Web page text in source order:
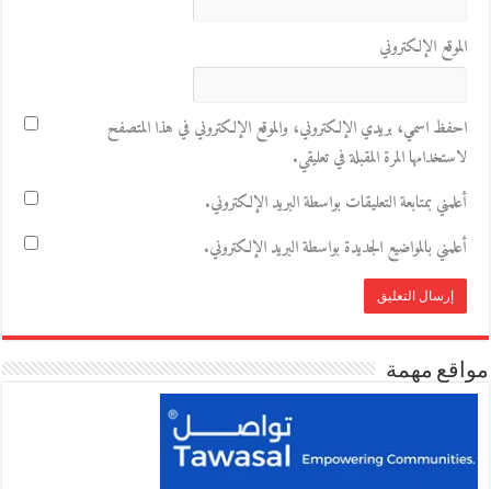
الموقع الإلكتروني
احفظ اسمي، بريدي الإلكتروني، والموقع الإلكتروني في هذا المتصفح
لاستخدامها المرة المقبلة في تعليقي.
أعلمني بمتابعة التعليقات بواسطة البريد الإلكتروني.
أعلمني بالمواضيع الجديدة بواسطة البريد الإلكتروني.
مواقع مهمة